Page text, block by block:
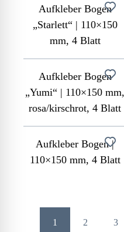
Aufkleber Bogen
„Starlett“ | 110×150
mm, 4 Blatt
Aufkleber Bogen
„Yumi“ | 110×150 mm,
rosa/kirschrot, 4 Blatt
Aufkleber Bogen |
110×150 mm, 4 Blatt
1 2 3